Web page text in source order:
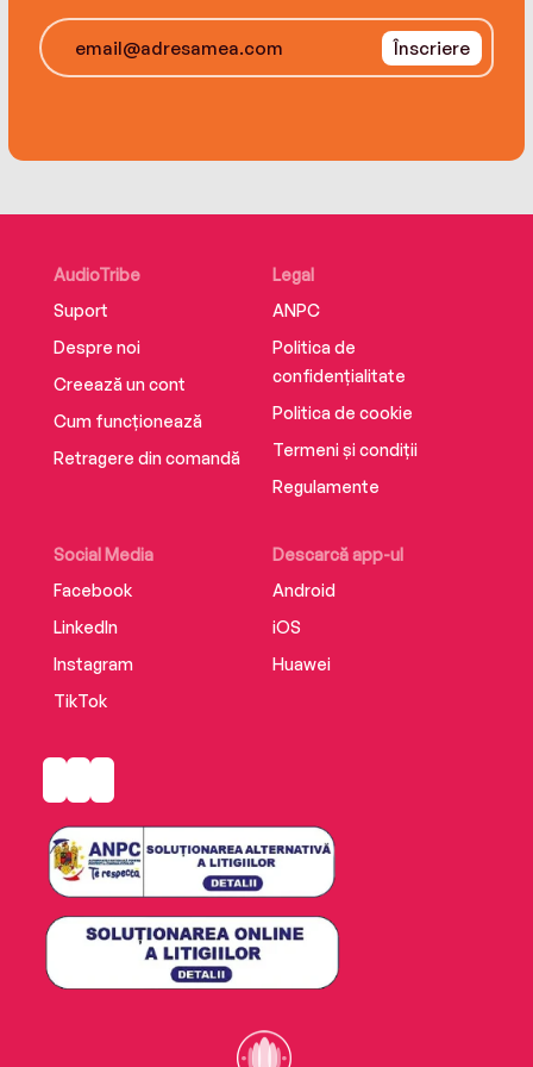
Înscriere
AudioTribe
Suport
Despre noi
Creează un cont
Cum funcționează
Retragere din comandă
Social Media
Facebook
LinkedIn
Instagram
TikTok
Descarcă app-ul
Android
iOS
Huawei
Legal
ANPC
Politica de
confidențialitate
Politica de cookie
Termeni și condiții
Regulamente